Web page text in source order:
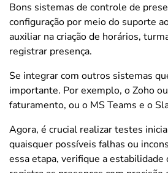
Bons sistemas de controle de
configuração por meio do suporte
auxiliar na criação de horários,
registrar presença.
Se integrar com outros sistemas
importante. Por exemplo, o Zoho
faturamento, ou o MS Teams e o
Agora, é crucial realizar testes
quaisquer possíveis falhas ou
essa etapa, verifique a estabilidade